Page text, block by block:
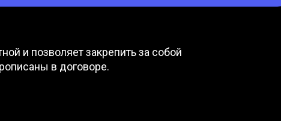
и позволяет закрепить за собой
в договоре.